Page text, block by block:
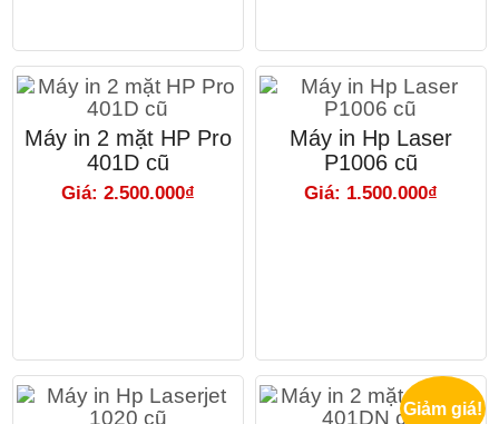
Máy in 2 mặt HP Pro
401D cũ
Giá: 2.500.000₫
Máy in Hp Laser
P1006 cũ
Giá: 1.500.000₫
Giảm giá!